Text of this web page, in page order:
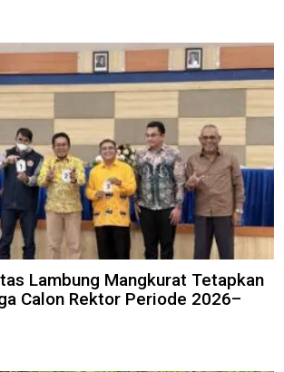
Lambung Mangkurat Tetapkan
Calon Rektor Periode 2026–